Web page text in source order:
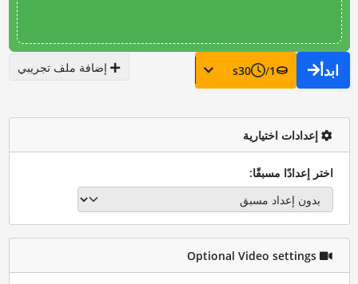
ابدأ 1
/
30
s إضافة ملف تجريبي
إعدادات اختيارية
اختر إعدادًا مسبقًا:
Optional Video settings